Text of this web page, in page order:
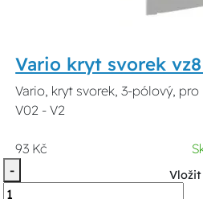
Vario kryt svorek
Vario, kryt svorek, 3-pólový,
V02 - V2
93 Kč
-